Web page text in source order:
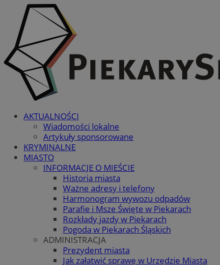
AKTUALNOŚCI
Wiadomości lokalne
Artykuły sponsorowane
KRYMINALNE
MIASTO
INFORMACJE O MIEŚCIE
Historia miasta
Ważne adresy i telefony
Harmonogram wywozu odpadów
Parafie i Msze Święte w Piekarach
Rozkłady jazdy w Piekarach
Pogoda w Piekarach Śląskich
ADMINISTRACJA
Prezydent miasta
Jak załatwić sprawę w Urzędzie Miasta